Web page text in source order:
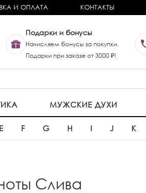
И ОПЛАТА КОНТАКТЫ
Подарки и бонусы
Начисляем бонусы за покупки.
Подарки при заказе от 3000 ₽!
МУЖСКИЕ ДУХИ
E F G H I J K
Слива